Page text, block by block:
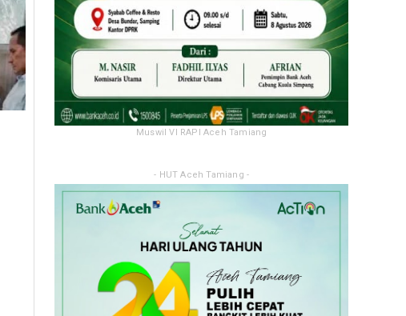
Muswil VI RAPI Aceh Tamiang
- HUT Aceh Tamiang -